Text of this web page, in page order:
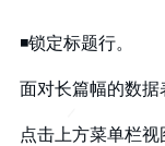
◾锁定标题行。
面对长篇幅的数据
点击上方菜单栏视